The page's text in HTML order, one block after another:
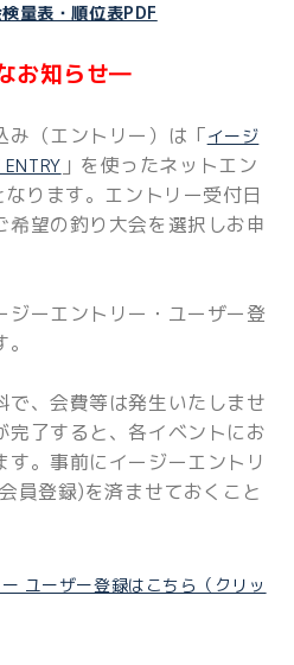
量表・順位表PDF
お知らせ―
み（エントリー）は「イージ
」を使ったネットエン
ります。エントリー受付日
希望の釣り大会を選択しお申
ジーエントリー・ユーザー登
で、会費等は発生いたしませ
完了すると、各イベントにお
す。事前にイージーエントリ
員登録)を済ませておくこと
ユーザー登録はこちら（クリッ